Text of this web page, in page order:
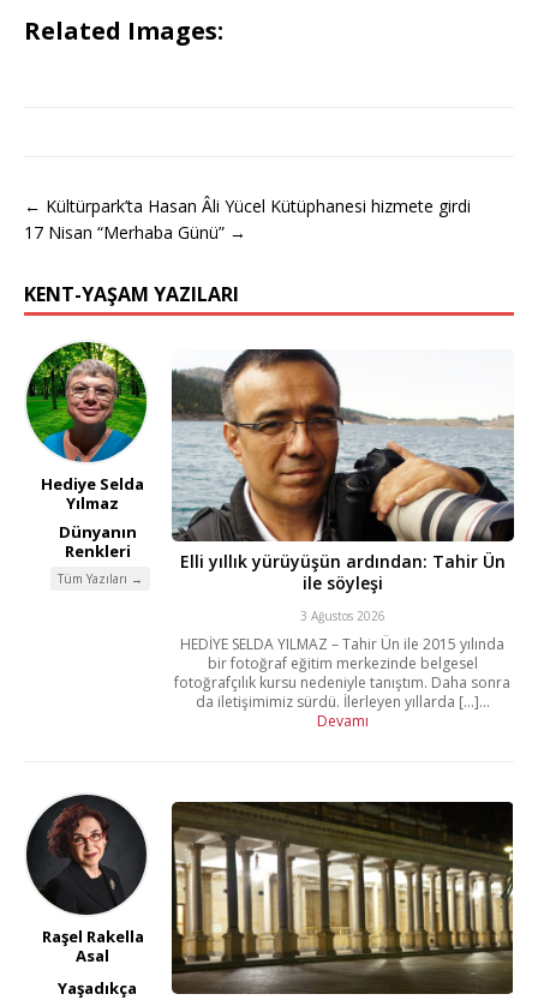
Related Images:
← Kültürpark’ta Hasan Âli Yücel Kütüphanesi hizmete girdi
17 Nisan “Merhaba Günü” →
KENT-YAŞAM YAZILARI
Hediye Selda
Yılmaz
Dünyanın
Renkleri
Tüm Yazıları →
Elli yıllık yürüyüşün ardından: Tahir Ün
ile söyleşi
3 Ağustos 2026
HEDİYE SELDA YILMAZ – Tahir Ün ile 2015 yılında
bir fotoğraf eğitim merkezinde belgesel
fotoğrafçılık kursu nedeniyle tanıştım. Daha sonra
da iletişimimiz sürdü. İlerleyen yıllarda [...]...
Devamı
Raşel Rakella
Asal
Yaşadıkça